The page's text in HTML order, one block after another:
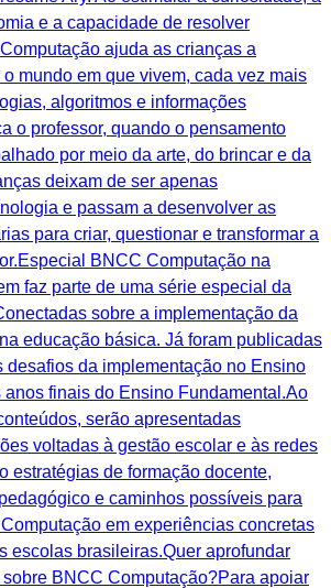
e a capacidade de resolver
ajuda as crianças a
mundo em que vivem, cada vez mais
algoritmos e informações
o professor, quando o pensamento
por meio da arte, do brincar e da
deixam de ser apenas
e passam a desenvolver as
para criar, questionar e transformar a
BNCC Computação na
faz parte de uma série especial da
sobre a implementação da
educação básica. Já foram publicadas
desafios da implementação no Ensino
anos finais do Ensino Fundamental.Ao
serão apresentadas
voltadas à gestão escolar e às redes
estratégias de formação docente,
e caminhos possíveis para
em experiências concretas
escolas brasileiras.Quer aprofundar
BNCC Computação?Para apoiar